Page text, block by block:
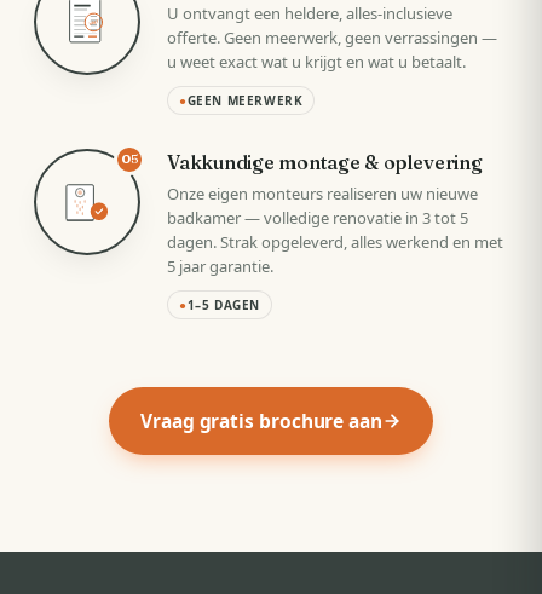
VAST
U ontvangt een heldere, alles-inclusieve
offerte. Geen meerwerk, geen verrassingen —
u weet exact wat u krijgt en wat u betaalt.
●GEEN MEERWERK
05 Vakkundige montage & oplevering
Onze eigen monteurs realiseren uw nieuwe
badkamer — volledige renovatie in 3 tot 5
dagen. Strak opgeleverd, alles werkend en met
5 jaar garantie.
●1–5 DAGEN
Vraag gratis brochure aan